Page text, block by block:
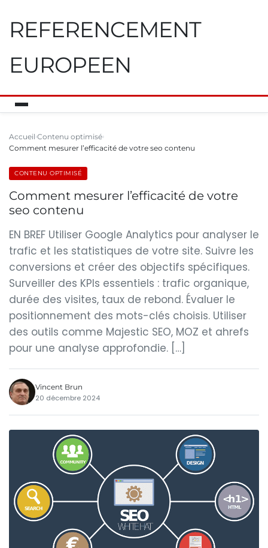
REFERENCEMENT
EUROPEEN
Accueil Contenu optimisé
Comment mesurer l’efficacité de votre seo contenu
CONTENU OPTIMISÉ
Comment mesurer l’efficacité de votre
seo contenu
EN BREF Utiliser Google Analytics pour analyser le
trafic et les statistiques de votre site. Suivre les
conversions et créer des objectifs spécifiques.
Surveiller des KPIs essentiels : trafic organique,
durée des visites, taux de rebond. Évaluer le
positionnement des mots-clés choisis. Utiliser
des outils comme Majestic SEO, MOZ et ahrefs
pour une analyse approfondie. […]
Vincent Brun
20 décembre 2024